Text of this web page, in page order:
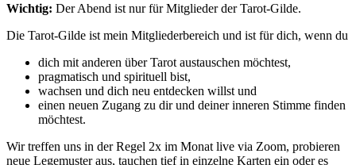
Wichtig: Der Abend ist nur für Mitglieder der Tarot-Gilde.
Die Tarot-Gilde ist mein Mitgliederbereich und ist für dich, wenn du
dich mit anderen über Tarot austauschen möchtest,
pragmatisch und spirituell bist,
wachsen und dich neu entdecken willst und
einen neuen Zugang zu dir und deiner inneren Stimme finden
möchtest.
Wir treffen uns in der Regel 2x im Monat live via Zoom, probieren
neue Legemuster aus, tauchen tief in einzelne Karten ein oder es